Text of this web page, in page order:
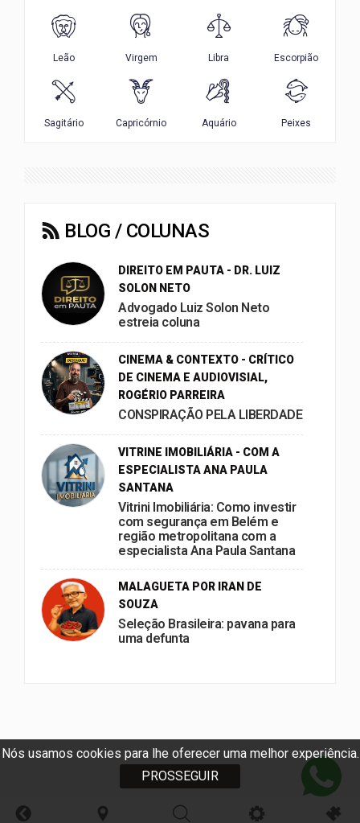
Nós usamos cookies para lhe oferecer uma melhor experiência.
PROSSEGUIR
BLOG / COLUNAS
DIREITO EM PAUTA - DR. LUIZ
SOLON NETO
Advogado Luiz Solon Neto
estreia coluna
CINEMA & CONTEXTO - CRÍTICO
DE CINEMA E AUDIOVISIAL,
ROGÉRIO PARREIRA
CONSPIRAÇÃO PELA LIBERDADE
VITRINE IMOBILIÁRIA - COM A
ESPECIALISTA ANA PAULA
SANTANA
Vitrini Imobiliária: Como investir
com segurança em Belém e
região metropolitana com a
especialista Ana Paula Santana
MALAGUETA POR IRAN DE
SOUZA
Seleção Brasileira: pavana para
uma defunta